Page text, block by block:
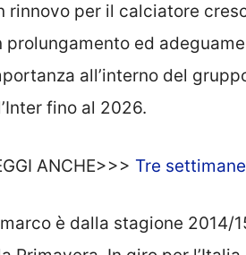
rinnovo per il calciatore
prolungamento ed
all’interno del
fino al 2026.
ANCHE>>> Tre
è dalla stagione 2014/